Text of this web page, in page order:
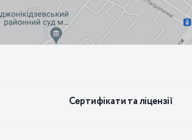
Сертифікати та ліцензії